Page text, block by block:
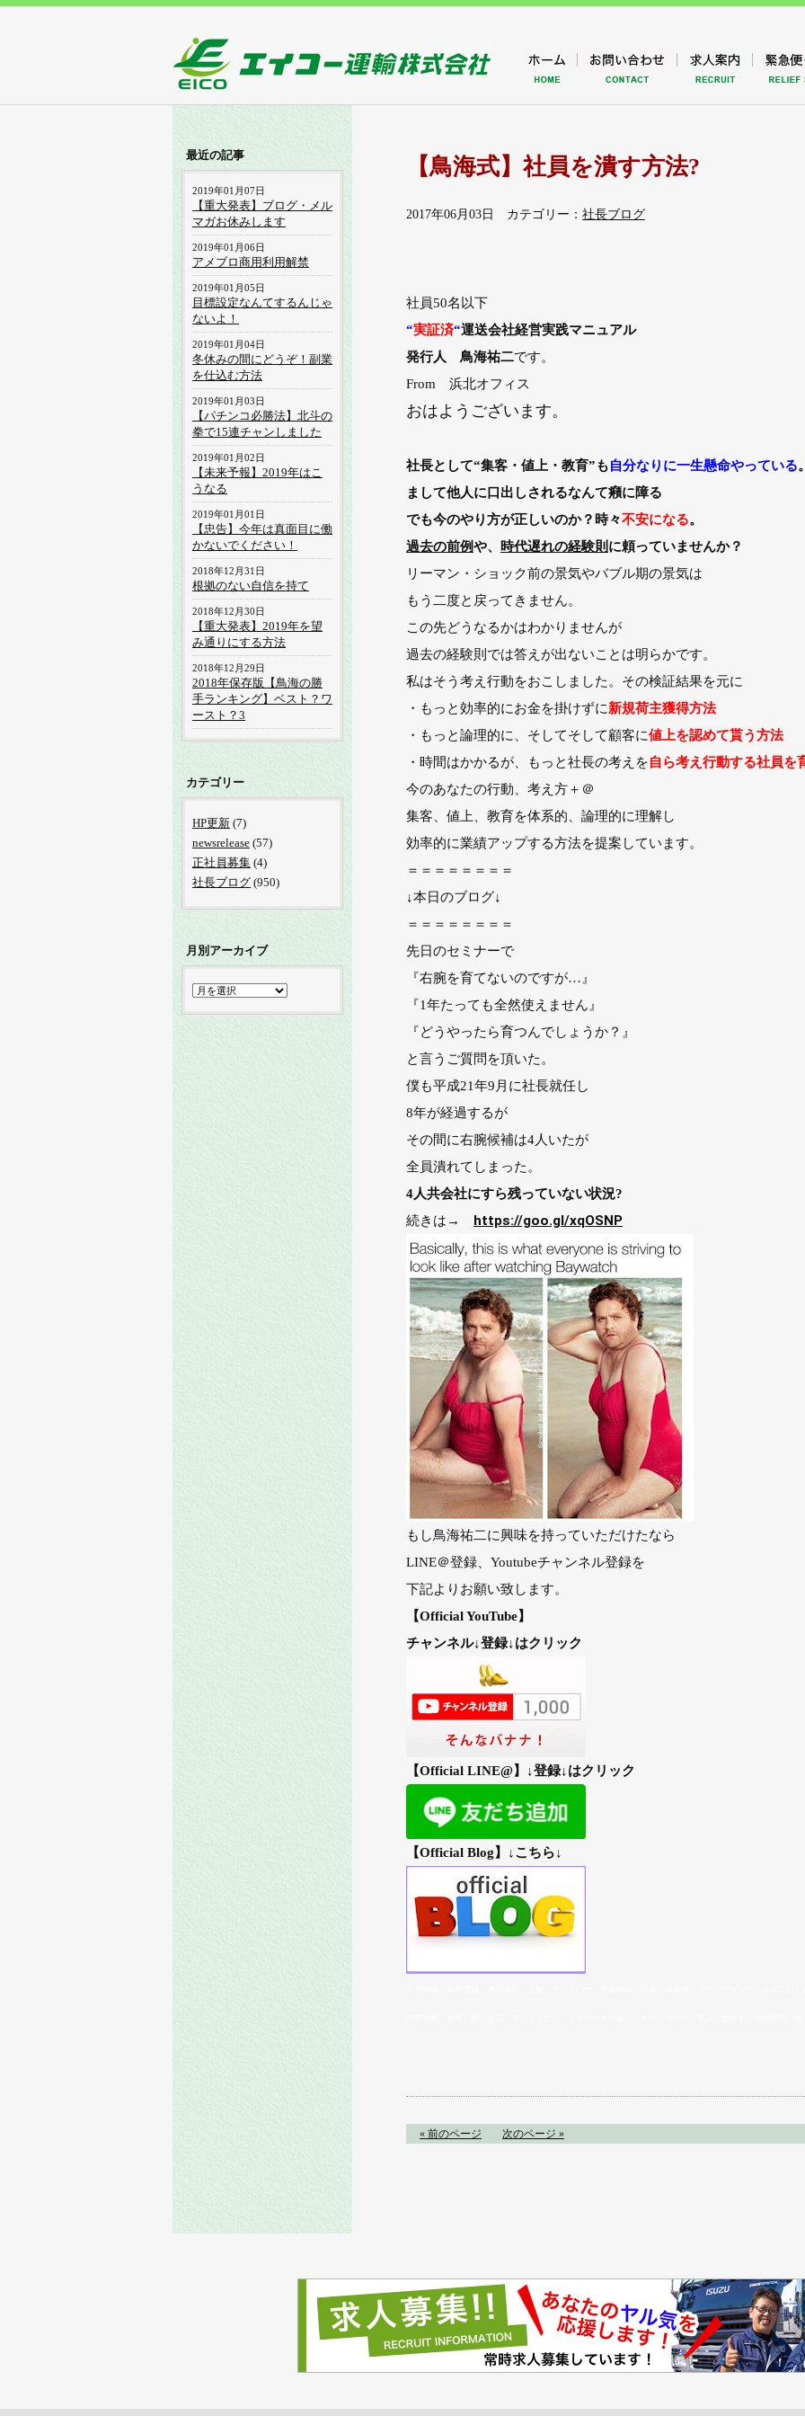
【鳥海式】社員を潰す方法?
2017年06月03日 カテゴリー： 社長ブログ
社員50名以下
“実証済“運送会社経営実践マニュアル
発行人 鳥海祐二です。
From 浜北オフィス
おはようございます。
社長として“集客・値上・教育”も自分なりに一生懸命やっている。
まして他人に口出しされるなんて癪に障る
でも今のやり方が正しいのか？時々不安になる。
過去の前例や、 時代遅れの経験則 に頼っていませんか？
リーマン・ショック前の景気やバブル期の景気は
もう二度と戻ってきません。
この先どうなるかはわかりませんが
過去の経験則では答えが出ないことは明らかです。
私はそう考え行動をおこしました。その検証結果を元に
・もっと効率的にお金を掛けずに新規荷主獲得方法
・もっと論理的に、そしてそして顧客に値上を認めて貰う方法
・時間はかかるが、もっと社長の考えを自ら考え行動する社員を
今のあなたの行動、考え方＋＠
集客、値上、教育を体系的、論理的に理解し
効率的に業績アップする方法を提案しています。
＝＝＝＝＝＝＝＝
↓本日のブログ↓
＝＝＝＝＝＝＝＝
先日のセミナーで
『右腕を育てないのですが…』
『1年たっても全然使えません』
『どうやったら育つんでしょうか？』
と言うご質問を頂いた。
僕も平成21年9月に社長就任し
8年が経過するが
その間に右腕候補は4人いたが
全員潰れてしまった。
4人共会社にすら残っていない状況?
続きは→ https://goo.gl/xqOSNP
もし鳥海祐二に興味を持っていただけたなら
LINE＠登録、Youtubeチャンネル登録を
下記よりお願い致します。
【Official YouTube】
チャンネル↓登録↓はクリック
【Official LINE@】↓登録↓はクリック
【Official Blog】↓こちら↓
« 前のページ 次のページ »
最近の記事
2019年01月07日
【重大発表】ブログ・メル
マガお休みします
2019年01月06日
アメブロ商用利用解禁
2019年01月05日
目標設定なんてするんじゃ
ないよ！
2019年01月04日
冬休みの間にどうぞ！副業
を仕込む方法
2019年01月03日
【パチンコ必勝法】北斗の
拳で15連チャンしました
2019年01月02日
【未来予報】2019年はこ
うなる
2019年01月01日
【忠告】今年は真面目に働
かないでください！
2018年12月31日
根拠のない自信を持て
2018年12月30日
【重大発表】2019年を望
み通りにする方法
2018年12月29日
2018年保存版【鳥海の勝
手ランキング】ベスト？ワ
ースト？3
カテゴリー
HP更新 (7)
newsrelease (57)
正社員募集 (4)
社長ブログ (950)
月別アーカイブ